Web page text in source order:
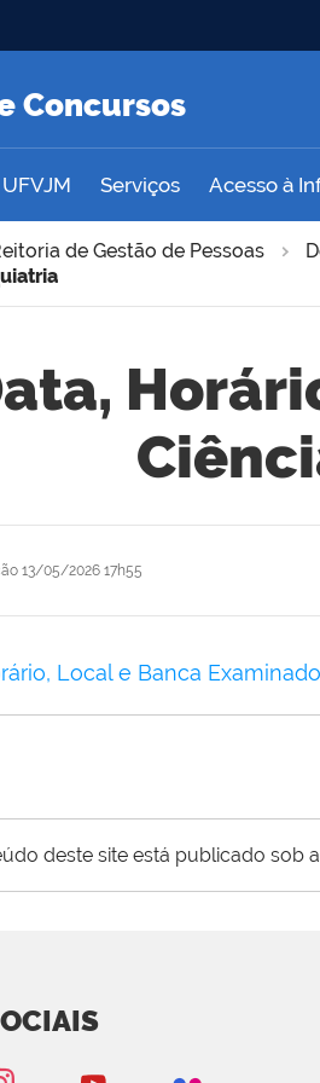
Concursos
Serviços Acesso à
de Gestão de Pessoas
13/05/2026 17h55
Local e Banca
deste site está publicado sob